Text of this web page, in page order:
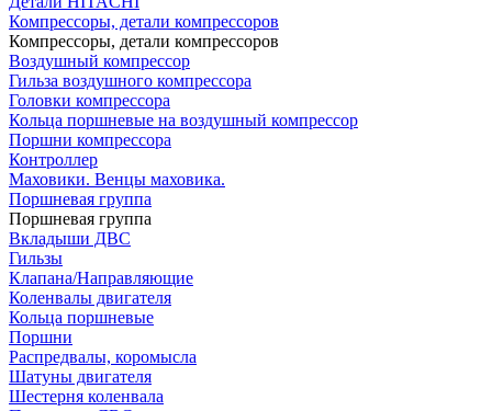
Компрессоры, детали компрессоров
Компрессоры, детали компрессоров
Воздушный компрессор
Гильза воздушного компрессора
Головки компрессора
Кольца поршневые на воздушный компрессор
Поршни компрессора
Контроллер
Маховики. Венцы маховика.
Поршневая группа
Поршневая группа
Вкладыши ДВС
Гильзы
Клапана/Направляющие
Коленвалы двигателя
Кольца поршневые
Поршни
Распредвалы, коромысла
Шатуны двигателя
Шестерня коленвала